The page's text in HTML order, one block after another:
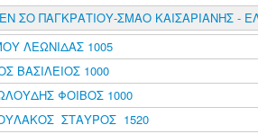
ΣΟ ΠΑΓΚΡΑΤΙΟΥ-ΣΜΑΟ ΚΑΙΣΑΡΙΑΝΗΣ -
ΛΕΩΝΙΔΑΣ 1005
ΒΑΣΙΛΕΙΟΣ 1000
ΦΟΙΒΟΣ 1000
ΣΤΑΥΡΟΣ 1520